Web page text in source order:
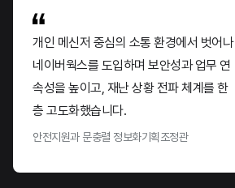
개인 메신저 중심의 소통 환경에서 벗어나
네이버웍스를 도입하며 보안성과 업무 연
속성을 높이고, 재난 상황 전파 체계를 한
층 고도화했습니다.
안전지원과 문충렬 정보화기획조정관
–
5
6
7
8
5
6
8
–
1
–
3
4
–
–
6